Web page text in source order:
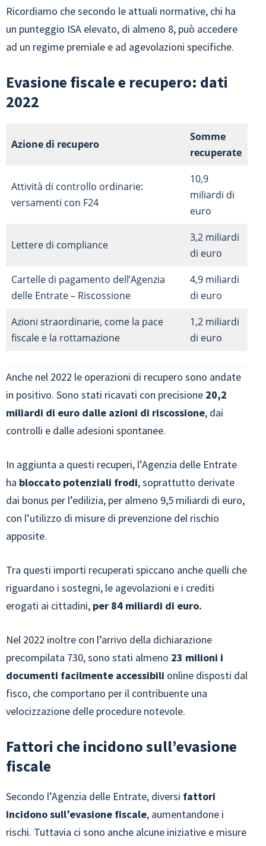
Ricordiamo che secondo le attuali normative, chi ha
un punteggio ISA elevato, di almeno 8, può accedere
ad un regime premiale e ad agevolazioni specifiche.
Evasione fiscale e recupero: dati
2022
Azione di recupero
Somme
recuperate
Attività di controllo ordinarie:
versamenti con F24
10,9
miliardi di
euro
Lettere di compliance
3,2 miliardi
di euro
Cartelle di pagamento dell’Agenzia
delle Entrate – Riscossione
4,9 miliardi
di euro
Azioni straordinarie, come la pace
fiscale e la rottamazione
1,2 miliardi
di euro
Anche nel 2022 le operazioni di recupero sono andate
in positivo. Sono stati ricavati con precisione 20,2
miliardi di euro dalle azioni di riscossione, dai
controlli e dalle adesioni spontanee.
In aggiunta a questi recuperi, l’Agenzia delle Entrate
ha bloccato potenziali frodi, soprattutto derivate
dai bonus per l’edilizia, per almeno 9,5 miliardi di euro,
con l’utilizzo di misure di prevenzione del rischio
apposite.
Tra questi importi recuperati spiccano anche quelli che
riguardano i sostegni, le agevolazioni e i crediti
erogati ai cittadini, per 84 miliardi di euro.
Nel 2022 inoltre con l’arrivo della dichiarazione
precompilata 730, sono stati almeno 23 milioni i
documenti facilmente accessibili online disposti dal
fisco, che comportano per il contribuente una
velocizzazione delle procedure notevole.
Fattori che incidono sull’evasione
fiscale
Secondo l’Agenzia delle Entrate, diversi fattori
incidono sull’evasione fiscale, aumentandone i
rischi. Tuttavia ci sono anche alcune iniziative e misure